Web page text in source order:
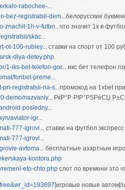
rabochee-...
bez-registratsii-dem... белорусские
1h-v-futbo... что значит 1х в
skac...
ot-100-rubley...
ставки на спорт от 100
dlya-detey.php
1-iks-bet-telefon-gor...
икс бет телефон
fonbet-preme...
registratsii-na-s... промокод на 1xbet
demo/nazvaniy...
РќР°Р·РІР°РЅРёСЏ
posledny...
aviator-igr...
777-igrovi...
ставки на футбол экспресс
777-igrovi...
avtoma...
бесплатные азартные
kontora.php
eto-chto.php слот по времени это
игровые новые автом[/